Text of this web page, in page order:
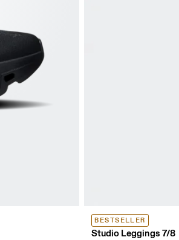
BESTSELLER
Studio Leggings 7/8